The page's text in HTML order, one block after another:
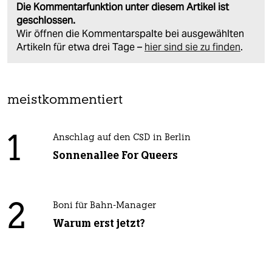
Die Kommentarfunktion unter diesem Artikel ist
geschlossen.
Wir öffnen die Kommentarspalte bei ausgewählten
Artikeln für etwa drei Tage – hier sind sie zu finden.
meistkommentiert
1 Anschlag auf den CSD in Berlin
Sonnenallee For Queers
2 Boni für Bahn-Manager
Warum erst jetzt?